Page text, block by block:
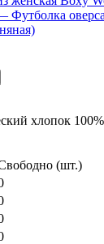
хлопок
(шт.)